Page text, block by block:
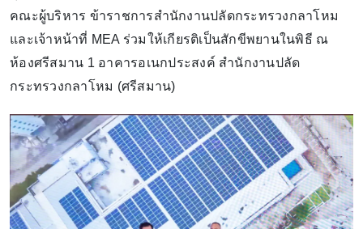
คณะผู้บริหาร ข้าราชการสำนักงานปลัดกระทรวงกลาโหม
และเจ้าหน้าที่ MEA ร่วมให้เกียรติเป็นสักขีพยานในพิธี ณ
ห้องศรีสมาน 1 อาคารอเนกประสงค์ สำนักงานปลัด
กระทรวงกลาโหม (ศรีสมาน)